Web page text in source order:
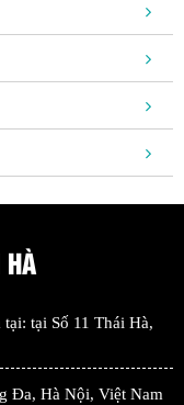
tại: tại Số 11 Thái Hà,
Đa, Hà Nội, Việt Nam